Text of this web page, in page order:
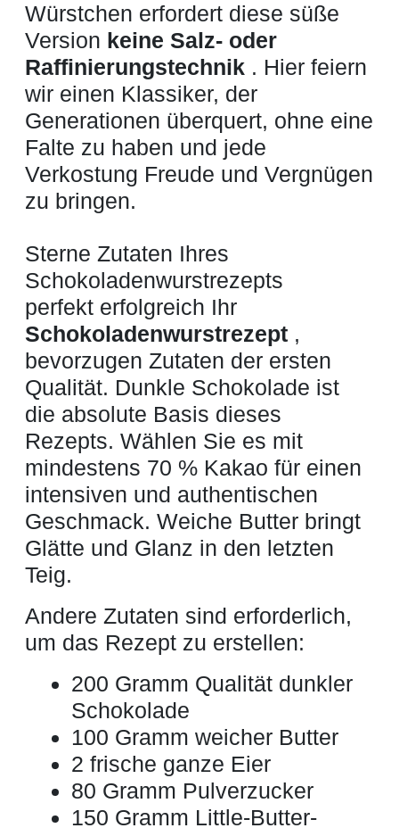
Würstchen erfordert diese süße
Version keine Salz- oder
Raffinierungstechnik . Hier feiern
wir einen Klassiker, der
Generationen überquert, ohne eine
Falte zu haben und jede
Verkostung Freude und Vergnügen
zu bringen.
Sterne Zutaten Ihres
Schokoladenwurstrezepts
perfekt erfolgreich Ihr
Schokoladenwurstrezept ,
bevorzugen Zutaten der ersten
Qualität. Dunkle Schokolade ist
die absolute Basis dieses
Rezepts. Wählen Sie es mit
mindestens 70 % Kakao für einen
intensiven und authentischen
Geschmack. Weiche Butter bringt
Glätte und Glanz in den letzten
Teig.
Andere Zutaten sind erforderlich,
um das Rezept zu erstellen:
200 Gramm Qualität dunkler
Schokolade
100 Gramm weicher Butter
2 frische ganze Eier
80 Gramm Pulverzucker
150 Gramm Little-Butter-